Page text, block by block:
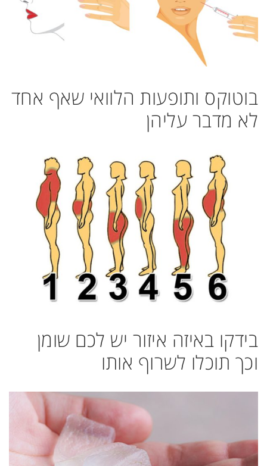
בוטוקס ותופעות הלוואי שאף אחד
לא מדבר עליהן
בידקו באיזה איזור יש לכם שומן
וכך תוכלו לשרוף אותו